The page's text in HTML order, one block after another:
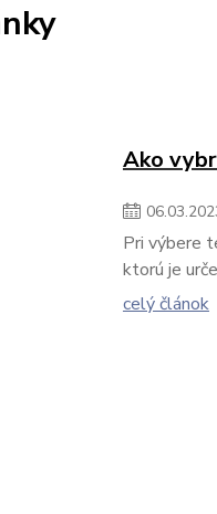
Ako
06.03.
Pri výbere
ktorú je
celý článok